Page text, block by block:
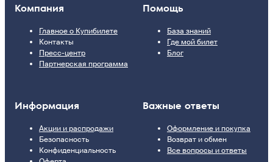
Компания
Главное о Купибилете
Контакты
Пресс-центр
Партнерская программа
Помощь
База знаний
Где мой билет
Блог
Информация
Акции и распродажи
Безопасность
Конфиденциальность
Важные ответы
Оформление и покупка
Возврат и обмен
Все вопросы и ответы